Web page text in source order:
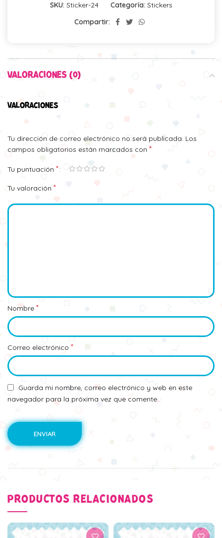
SKU: Sticker-24 Categoría: Stickers
Compartir:
VALORACIONES (0)
VALORACIONES
Tu dirección de correo electrónico no será publicada. Los
campos obligatorios están marcados con *
Tu puntuación *
Tu valoración *
Nombre *
Correo electrónico *
Guarda mi nombre, correo electrónico y web en este
navegador para la próxima vez que comente.
PRODUCTOS RELACIONADOS